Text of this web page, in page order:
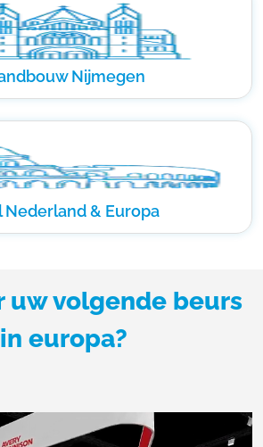
Nijmegen
Nederland & Europa
uw volgende beurs
in europa?